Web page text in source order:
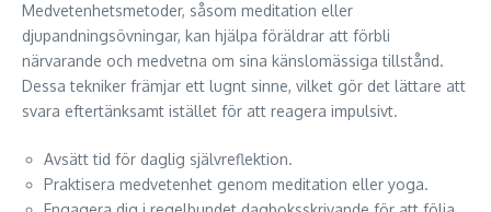
Medvetenhetsmetoder, såsom meditation eller
djupandningsövningar, kan hjälpa föräldrar att förbli
närvarande och medvetna om sina känslomässiga tillstånd.
Dessa tekniker främjar ett lugnt sinne, vilket gör det lättare att
svara eftertänksamt istället för att reagera impulsivt.
Avsätt tid för daglig självreflektion.
Praktisera medvetenhet genom meditation eller yoga.